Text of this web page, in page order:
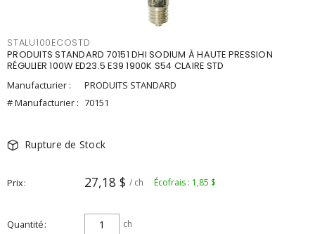
STALU100ECOSTD
PRODUITS STANDARD 70151 DHI SODIUM À HAUTE PRESSION
RÉGULIER 100W ED23.5 E39 1900K S54 CLAIRE STD
Manufacturier :
PRODUITS STANDARD
# Manufacturier : 70151
Rupture de Stock
Prix 27,18 $ / ch Écofrais : 1,85 $
Quantité ch